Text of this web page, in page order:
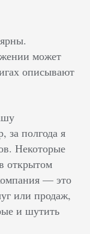
может
описывают
за полгода я
Некоторые
открытом
— это
или продаж,
и шутить